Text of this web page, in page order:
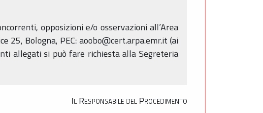
opposizioni e/o osservazioni all’Area
25, Bologna, PEC: aoobo@cert.arpa.emr.it (ai
allegati si può fare richiesta alla Segreteria
Il Responsabile del Procedimento